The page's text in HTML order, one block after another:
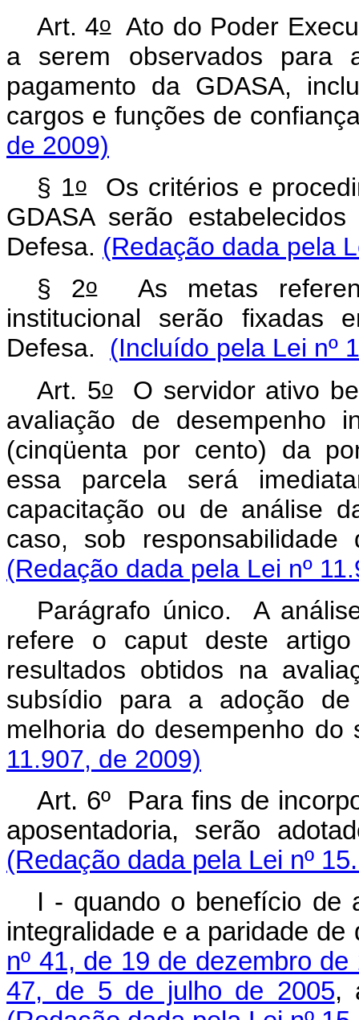
Art. 4oAto do Poder
a serem observados para
pagamento da GDASA,
cargos e funções de
de 2009)
§ 1oOs critérios e
GDASA serão
Defesa. (Redação dada pela
§ 2oAs metas
institucional serão
Defesa. (Incluído pela Lei nº
Art. 5oO servidor ativo
avaliação de desempenho
(cinqüenta por cento) da
essa parcela será
capacitação ou de análise
caso, sob
(Redação dada pela Lei nº
Parágrafo único. A
refere o caput deste
resultados obtidos na
subsídio para a adoção
melhoria do desempenho do
11.907, de 2009)
Art. 6º Para fins de
aposentadoria, serão
(Redação dada pela Lei nº
I - quando o benefício de
integralidade e a paridade
nº 41, de 19 de dezembro de
47, de 5 de julho de 2005,